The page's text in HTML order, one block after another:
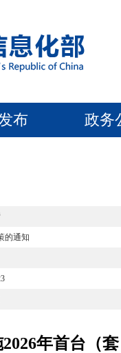
布 政务
的通知
年首台（